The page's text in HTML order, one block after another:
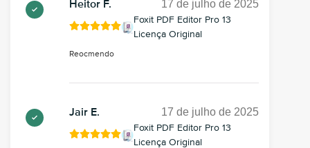
Heitor F. 17 de julho de 2025
Foxit PDF Editor Pro 13
Licença Original
Reocmendo
Jair E. 17 de julho de 2025
Foxit PDF Editor Pro 13
Licença Original